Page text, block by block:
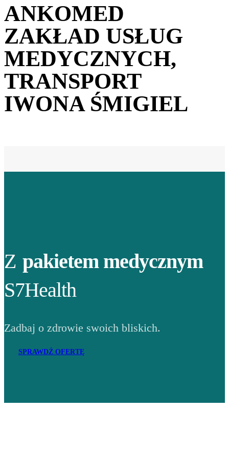
ANKOMED
ZAKŁAD USŁUG
MEDYCZNYCH,
TRANSPORT
IWONA ŚMIGIEL
Z pakietem medycznym
S7Health
Zadbaj o zdrowie swoich bliskich.
SPRAWDŹ OFERTĘ